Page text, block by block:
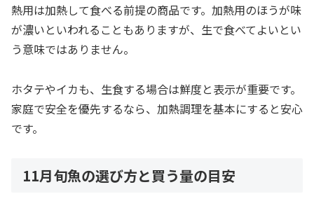
熱用は加熱して食べる前提の商品です。加熱用のほうが味
が濃いといわれることもありますが、生で食べてよいとい
う意味ではありません。
ホタテやイカも、生食する場合は鮮度と表示が重要です。
家庭で安全を優先するなら、加熱調理を基本にすると安心
です。
11月旬魚の選び方と買う量の目安